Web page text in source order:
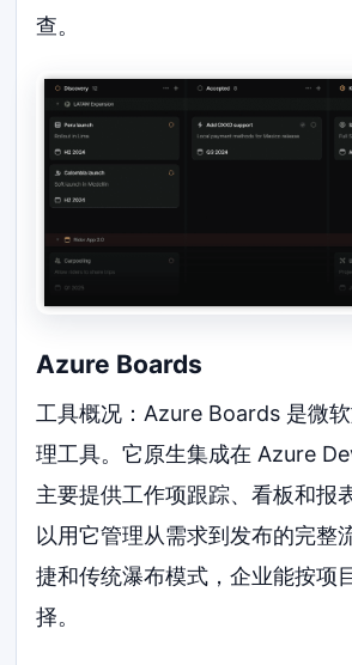
查。
Azure Boards
工具概况：Azure Boards 是微
理工具。它原生集成在 Azure
主要提供工作项跟踪、看板和报
以用它管理从需求到发布的完整
捷和传统瀑布模式，企业能按项
择。